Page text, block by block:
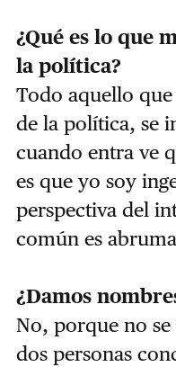
¿Qué es lo que
la política?
Todo aquello
de la política, se
cuando entra ve
es que yo soy
perspectiva del
común es
¿Damos
No, porque no
dos personas